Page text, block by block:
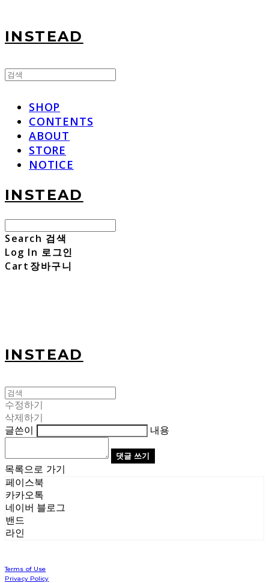
INSTEAD
SHOP
CONTENTS
ABOUT
STORE
NOTICE
INSTEAD
Search 검색
Log In 로그인
Cart 장바구니
INSTEAD
수정하기
삭제하기
글쓴이
내용
댓글 쓰기
목록으로 가기
페이스북
카카오톡
네이버 블로그
밴드
라인
Terms of Use
Privacy Policy